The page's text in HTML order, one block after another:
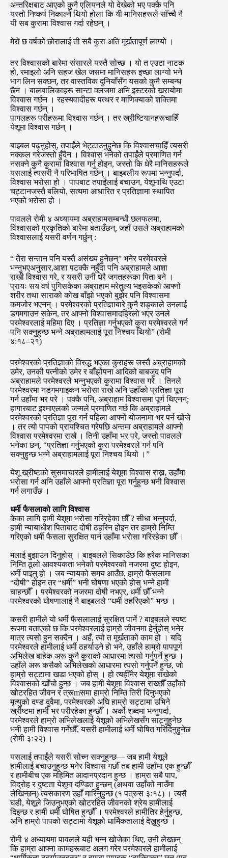
अन्तरिक्षबाट आएको कुनै एलियनले यो देखेको भए पक्कै पनि
यस्तो निष्कर्ष निकाल्ने थियो होला कि यी मानिसहरूले साँच्चै नै
यी सब कुरामा विश्वास गर्दा रहेछन् ।
मेरो छ वर्षको छोरालाई ती सबै कुरा अति मूर्खतापूर्ण लाग्यो ।
तर विश्वासको बारेमा संसारले यस्तै सोच्छ । यो त एउटा नाटक
हो, रमाइलो अनि सहज खेल जसमा मानिसहरू इच्छा लाग्यो भने
भाग लिन सक्छन्, तर वास्तविक दुनियाँसँग यसको कुनै सम्बन्ध
छैन । बालबालिकाहरू सान्टा क्लजमा अनि इस्टरको खरायोमा
विश्वास गर्छन । रहस्यवादीहरू पत्थर र माणिक्याको शक्तिमा
विश्वास गर्छन् ।
पागलहरू परीहरूमा विश्वास गर्छन् । तर ख्रीष्टियानहरूचाहिँ
येशूमा विश्वास गर्छन् ।
बाइबल पढ्नुहोस्, तपाईंले भेट्टाउनुहुनेछ कि विश्वासचाहिँ त्यसरी
नक्कल गरेजस्तो हुँदैन । विश्वास भनेको तपाईंले प्रमाणित गर्न
नसक्ने कुनै कुरामा विश्वास गर्नु होइन, जस्तो कि धेरै मानिसहरूले
यसलाई त्यसरी नै परिभाषित गर्छन् । बाइबलीय रूपमा भन्नुपर्दा,
विश्वास भरोसा हो । पापबाट तपाईंलाई बचाउन, येशूमाथि एउटा
चट्टानजस्तै बलियो, सत्यमा आधारित र प्रतिज्ञामा स्थापित
भएको भरोसा हो ।
पावलले रोमी ४ अध्यायमा अब्राहामसम्बन्धी छलफलमा,
विश्वासको प्रकृतिको बारेमा बताउँछन्, जहाँ उसले अब्राहामको
विश्वासलाई यसरी वर्णन गर्छुन् :
“ तेरा सन्तान पनि यस्तै असंख्य हुनेछन्” भनेर परमेश्वरले
भन्नुभएअनुसार,आशा पटक्कै नहुँदा पनि अब्राहामले आशा
राखी विश्वास गरे, र यसरी उनी धेरै जगतहरूका पिता बने ।
प्रायः सय वर्ष पुगिसकेका अब्राहाम मरेतुल्य भइसकेको आफ्नो
शरीर तथा साराको कोख बाँझो भएको बुझेर पनि विश्वासमा
कमजोर भएनन् । परमेश्वरको प्रतिज्ञाबारे कुनै शङ्काले उनलाई
डगमगाउन सकेन, तर आफ्नो विश्वासमादह्रिलो भएर उनले
परमेश्वरलाई महिमा दिए । प्रतिज्ञा गर्नुभएको कुरा परमेश्वरले गर्न
पनि सक्नुहुन्छ भन्ने अब्राहामलाई पूरा निश्चय थियो” (रोमी
४:१८–२१)
परमेश्वरको प्रतिज्ञाको विरुद्ध भएका कुराहरू जस्तै अब्राहामको
उमेर, उनकी पत्नीको उमेर र बाँझोपना आदिको बाबजुद पनि
अब्राहामले परमेश्वरले भन्नुभएको कुरामा विश्वास गरे । तिनले
परमेश्वरमा नडगमगाइकन भरोसा राखे अनि उहाँको प्रतिज्ञा पूरा
गर्न उहाँमा भर परे । पक्कै पनि, अब्राहाम विश्वासमा पूर्ण थिएनन्;
हागारबाट इश्माएलको जन्मले प्रमाणित गर्छ कि अब्राहामले
परमेश्वरको प्रतिज्ञा पूरा गर्न पहिला आफ्नो योजनामा भर पर्न खोजे
। तर त्यो पापको प्रायश्चित गरेपछि अन्तमा अब्राहामले आफ्नो
विश्वास परमेश्वरमा राखे । तिनी उहाँमा भर परे, जस्तो पावलले
भनेका छन्, “प्रतिज्ञा गर्नुभएको कुरा परमेश्वरले गर्न पनि
सक्नुहुन्छ भन्ने अब्राहामलाई पूरा निश्चय थियो ।”
येशू ख्रीष्टको सुसमाचारले हामीलाई येशूमा विश्वास राख्न, उहाँमा
भरोसा गर्न अनि उहाँले आफ्नो प्रतिज्ञा पूरा गर्नुहुन्छ भनी विश्वास
गर्न लगाउँछ ।
धर्मी फैसलाको लागि विश्वास
केका लागि हामी येशूमा भरोसा गरिरहेका छौँ ? सीधा भन्नुपर्दा,
हामी न्यायाधीश पिताबाट दोषी ठहरिन होइन तर हाम्रो निम्ति
गरिएको धर्मी फैसला सुरक्षित पार्न उहाँमा भरोसा गरिरहेका छौँ ।
मलाई बुझाउन दिनुहोस् । बाइबलले सिकाउँछ कि हरेक मानिसका
निम्ति ठूलो आवश्यकता भनेको परमेश्वरको नजरमा दुष्ट होइन,
धर्मी पाइनु हो । जब न्यायको समय आउँछ, हाम्रो फैसलामा
“दोषी” होइन तर “धर्मी” भनी घोषणा भएको होस् भन्ने हामी
चाहन्छौँ । परमेश्वरको नजरमा दोषी नभएर, धर्मी छौँ भन्ने
परमेश्वरको घोषणालाई नै बाइबलले “धर्मी ठहरिएको” भन्छ ।
कसरी हामीले यो धर्मी फैसलालाई सुरक्षित पार्ने ? बाइबलले स्पष्ट
रूपमा बताएको छ कि परमेश्वरलाई हाम्रो जीवनमा हेर्नुहोस् भनेर
मात्र त्यसो हुन सक्दैन । अहँ, त्यो त मूर्खताको काम हो । यदि
परमेश्वरले हामीलाई धर्मी ठहर्याउने हो भने, उहाँले हाम्रो पापपूर्ण
अभिलेख बाहेक अरू कुनै कुराको आधारमा त्यसो गर्नुपर्ने हुन्छ ।
उहाँले अरू कसैको अभिलेखको आधारमा त्यसो गर्नुपर्ने हुन्छ, जो
हाम्रो सट्टामा खडा भएको होस् । हो त्यहीँनेर येशूमा राखेको
विश्वासको खाँचो हुन्छ । जब हामी येशूमा विश्वास राख्छौँ उहाँको
खोटरहित जीवन र त्रूmसमा हाम्रो निम्ति तिरी दिनुभएको
मृत्युको दण्ड दुवैमा, परमेश्वरको अघि हाम्रो सट्टामा उभिने
ख्रीष्टमा हामी भर परीरहेका हुन्छौँ । अर्को शब्दमा भन्नुपर्दा,
परमेश्वरले हाम्रो अभिलेखलाई येशूको अभिलेखसँग साट्नुहुनेछ
भनी हामी विश्वास गर्नेछौँ, यसरी हामीलाई धर्मी घोषित गरिदिनुहुनेछ
(रोमी ३ः२२) ।
यसलाई तपाईंले यसरी सोच्न सक्नुहुन्छ— जब हामी येशूले
हामीलाई बचाउनुहुन्छ भनेर विश्वास गर्छौँ तब हामी उहाँमा एक हुन्छौँ
र हामीबीच एक महिमित आदानप्रदान हुन्छ । हाम्रा सबै पाप,
विद्रोह र दुष्टता येशूमा दण्डित हुन्छन् (अथवा उहाँको नाउँमा
लेखिन्छन्) त्यसकारण उहाँ मारिनुहुन्छ (१ पत्रुस ३ः१८) । त्यसै
घडी, येशूले जिउनुभएको खोटरहित जीवनको श्रेय हामीलाई
दिइन्छ र हामी धर्मी घोषित हुन्छौँ । परमेश्वरले हामीतिर हेर्नुहुन्छ,
अनि हाम्रो पापको सट्टामा येशूको धार्मिकतालाई देख्नुहुन्छ ।
रोमी ४ अध्यायमा पावलले यही भन्न खोजेका थिए, उनी लेख्छन्
कि हाम्रा आफ्ना कामहरूबाट अलग गरेर परमेश्वरले हामीलाई